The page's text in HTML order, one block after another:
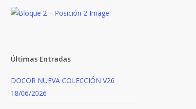
Últimas Entradas
DOCOR NUEVA COLECCIÓN V26
18/06/2026